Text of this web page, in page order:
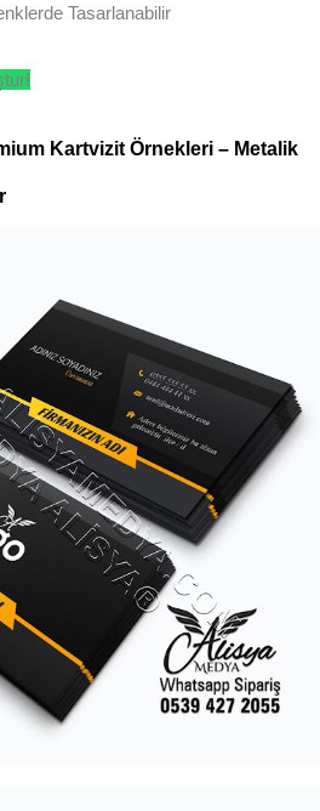
Tasarlanabilir
Kartvizit Örnekleri – Metalik